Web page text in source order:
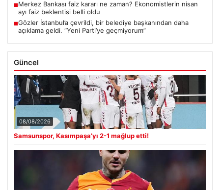
■Merkez Bankası faiz kararı ne zaman? Ekonomistlerin nisan
ayı faiz beklentisi belli oldu
■Gözler İstanbul’a çevrildi, bir belediye başkanından daha
açıklama geldi. “Yeni Parti’ye geçmiyorum”
Güncel
08/08/2026
Samsunspor, Kasımpaşa’yı 2-1 mağlup etti!